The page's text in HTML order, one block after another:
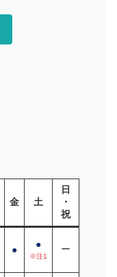
金 土
日
・
祝
● ●
※注1
ー